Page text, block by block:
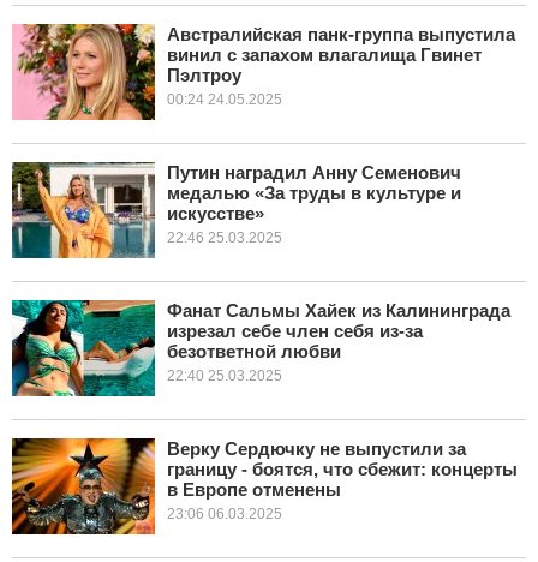
Австралийская панк-группа выпустила
винил с запахом влагалища Гвинет
Пэлтроу
00:24 24.05.2025
Путин наградил Анну Семенович
медалью «За труды в культуре и
искусстве»
22:46 25.03.2025
Фанат Сальмы Хайек из Калининграда
изрезал себе член себя из-за
безответной любви
22:40 25.03.2025
Верку Сердючку не выпустили за
границу - боятся, что сбежит: концерты
в Европе отменены
23:06 06.03.2025